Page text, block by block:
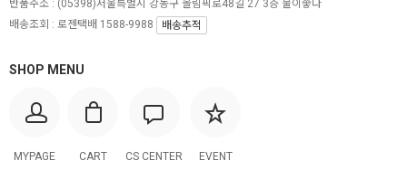
SHOP MENU
MYPAGE CART CS CENTER EVENT
반품주소 : (05398)서울특별시 강동구 올림픽로48길 27 3층 물이좋다
배송조회 : 로젠택배 1588-9988
배송추적